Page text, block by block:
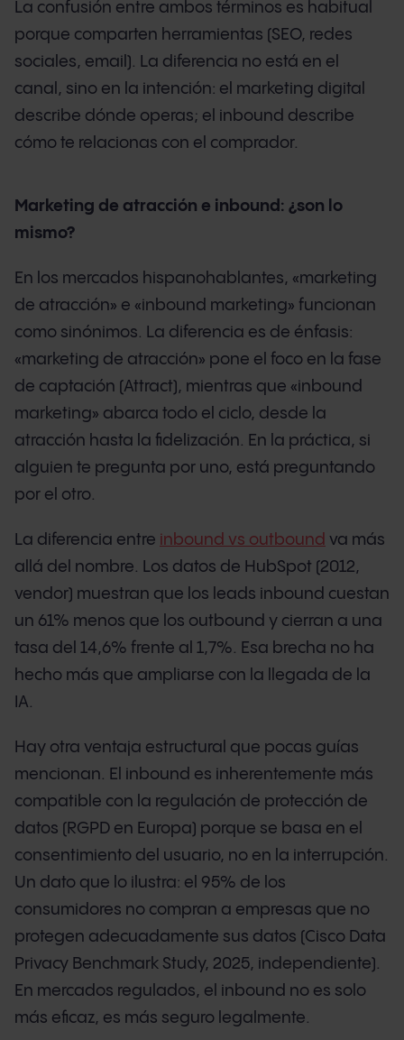
La confusión entre ambos términos es habitual
porque comparten herramientas (SEO, redes
sociales, email). La diferencia no está en el
canal, sino en la intención: el marketing digital
describe dónde operas; el inbound describe
cómo te relacionas con el comprador.
Marketing de atracción e inbound: ¿son lo
mismo?
En los mercados hispanohablantes, «marketing
de atracción» e «inbound marketing» funcionan
como sinónimos. La diferencia es de énfasis:
«marketing de atracción» pone el foco en la fase
de captación (Attract), mientras que «inbound
marketing» abarca todo el ciclo, desde la
atracción hasta la fidelización. En la práctica, si
alguien te pregunta por uno, está preguntando
por el otro.
La diferencia entre inbound vs outbound va más
allá del nombre. Los datos de HubSpot (2012,
vendor) muestran que los leads inbound cuestan
un 61% menos que los outbound y cierran a una
tasa del 14,6% frente al 1,7%. Esa brecha no ha
hecho más que ampliarse con la llegada de la
IA.
Hay otra ventaja estructural que pocas guías
mencionan. El inbound es inherentemente más
compatible con la regulación de protección de
datos (RGPD en Europa) porque se basa en el
consentimiento del usuario, no en la interrupción.
Un dato que lo ilustra: el 95% de los
consumidores no compran a empresas que no
protegen adecuadamente sus datos (Cisco Data
Privacy Benchmark Study, 2025, independiente).
En mercados regulados, el inbound no es solo
más eficaz, es más seguro legalmente.